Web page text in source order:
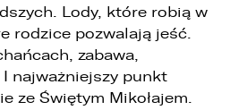
Lody, które robią w
rodzice pozwalają jeść.
zabawa,
I najważniejszy punkt
ze Świętym Mikołajem.
ZASTĄP